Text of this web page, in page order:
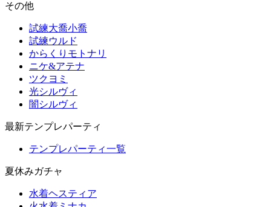
その他
試練大喬小喬
試練ウルド
からくりモトナリ
ニケ&アテナ
ツクヨミ
光シルヴィ
闇シルヴィ
最新テンプレパーティ
テンプレパーティ一覧
夏休みガチャ
水着ヘスティア